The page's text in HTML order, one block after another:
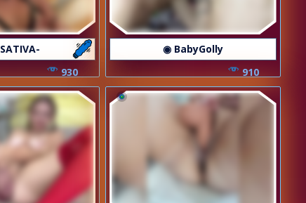
930
◉ BabyGolly
910